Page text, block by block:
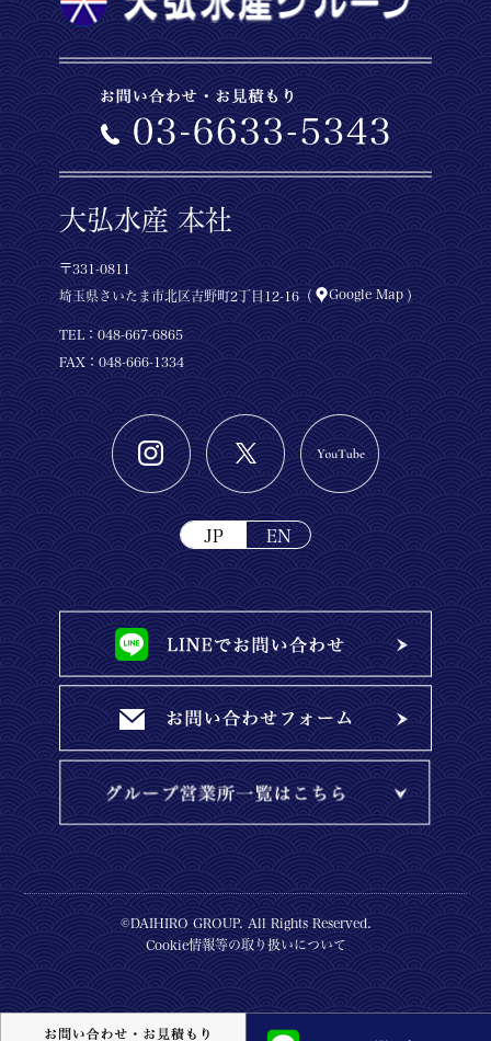
大弘水産 本社
〒331-0811
埼玉県さいたま市北区吉野町2丁目12-16（ Google Map ）
TEL： 048-667-6865
FAX：048-666-1334
JP EN
©DAIHIRO GROUP. All Rights Reserved.
Cookie情報等の取り扱いについて